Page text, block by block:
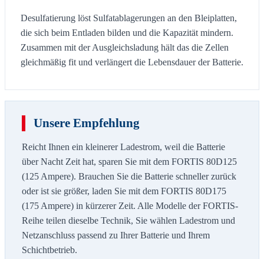
Desulfatierung löst Sulfatablagerungen an den Bleiplatten,
die sich beim Entladen bilden und die Kapazität mindern.
Zusammen mit der Ausgleichsladung hält das die Zellen
gleichmäßig fit und verlängert die Lebensdauer der Batterie.
Unsere Empfehlung
Reicht Ihnen ein kleinerer Ladestrom, weil die Batterie
über Nacht Zeit hat, sparen Sie mit dem FORTIS 80D125
(125 Ampere). Brauchen Sie die Batterie schneller zurück
oder ist sie größer, laden Sie mit dem FORTIS 80D175
(175 Ampere) in kürzerer Zeit. Alle Modelle der FORTIS-
Reihe teilen dieselbe Technik, Sie wählen Ladestrom und
Netzanschluss passend zu Ihrer Batterie und Ihrem
Schichtbetrieb.